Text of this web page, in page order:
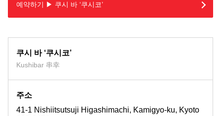
예약하기 ▶ 쿠시 바 ‘쿠시코’
쿠시 바 ‘쿠시코’
Kushibar 串幸
주소
41-1 Nishiitsutsuji Higashimachi, Kamigyo-ku, Kyoto